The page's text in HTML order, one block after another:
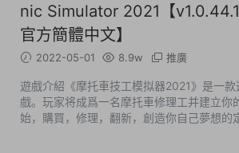
nic Simulator 2021【
官方簡體中文】
2022-05-01 8.9w 推廣
遊戲介紹《摩托車技工模拟器2021》是一
戲。玩家将成爲一名摩托車修理工并建立你
始，購買，修理，翻新，創造你自己夢想的